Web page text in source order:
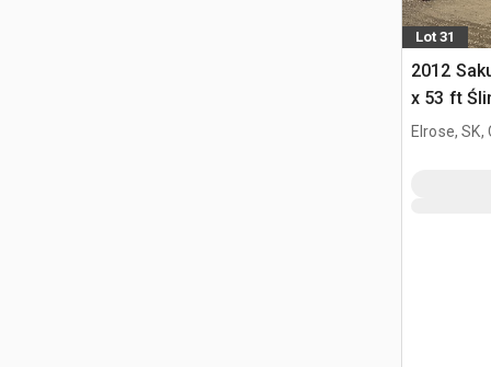
Lot 31
2012
x 53 ft
Elrose, SK,